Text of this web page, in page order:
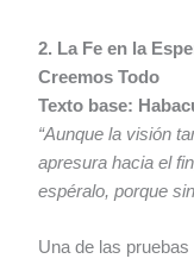
2. La Fe en la
Creemos Todo
Texto base:
“Aunque la visión
apresura hacia el
espéralo, porque
Una de las